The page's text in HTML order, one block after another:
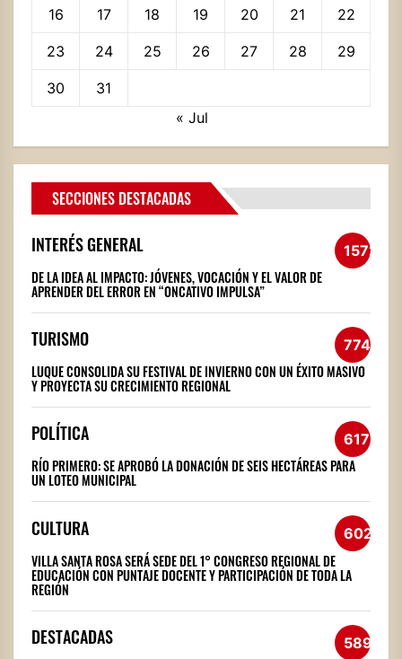
16 17 18 19 20 21 22
23 24 25 26 27 28 29
30
31
« Jul
SECCIONES DESTACADAS
INTERÉS GENERAL 1572
DE LA IDEA AL IMPACTO: JÓVENES, VOCACIÓN Y EL VALOR DE
APRENDER DEL ERROR EN “ONCATIVO IMPULSA”
TURISMO 774
LUQUE CONSOLIDA SU FESTIVAL DE INVIERNO CON UN ÉXITO MASIVO
Y PROYECTA SU CRECIMIENTO REGIONAL
POLÍTICA 617
RÍO PRIMERO: SE APROBÓ LA DONACIÓN DE SEIS HECTÁREAS PARA
UN LOTEO MUNICIPAL
CULTURA 602
VILLA SANTA ROSA SERÁ SEDE DEL 1° CONGRESO REGIONAL DE
EDUCACIÓN CON PUNTAJE DOCENTE Y PARTICIPACIÓN DE TODA LA
REGIÓN
DESTACADAS 589